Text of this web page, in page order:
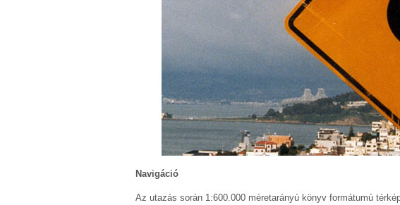
Navigáció
Az utazás során 1:600.000 méretarányú könyv formátumú